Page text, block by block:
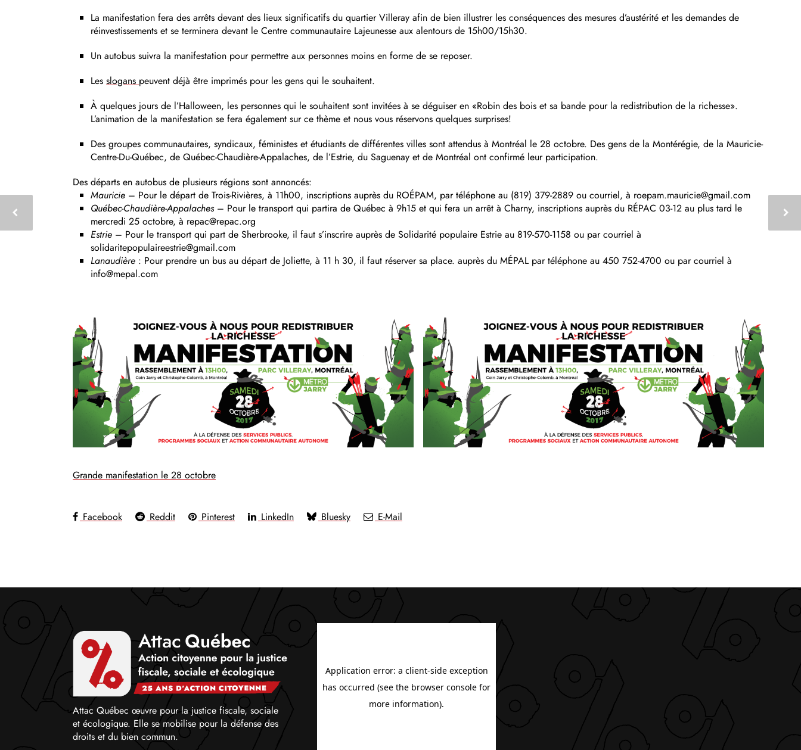
La manifestation fera des arrêts devant des lieux significatifs du quartier Villeray afin de bien illustrer les conséquences des mesures d’austérité et les demandes de
réinvestissements et se terminera devant le Centre communautaire Lajeunesse aux alentours de 15h00/15h30.
Un autobus suivra la manifestation pour permettre aux personnes moins en forme de se reposer.
Les slogans peuvent déjà être imprimés pour les gens qui le souhaitent.
À quelques jours de l’Halloween, les personnes qui le souhaitent sont invitées à se déguiser en «Robin des bois et sa bande pour la redistribution de la richesse».
L’animation de la manifestation se fera également sur ce thème et nous vous réservons quelques surprises!
Des groupes communautaires, syndicaux, féministes et étudiants de différentes villes sont attendus à Montréal le 28 octobre. Des gens de la Montérégie, de la Mauricie-
Centre-Du-Québec, de Québec-Chaudière-Appalaches, de l’Estrie, du Saguenay et de Montréal ont confirmé leur participation.
Des départs en autobus de plusieurs régions sont annoncés:
Mauricie – Pour le départ de Trois-Rivières, à 11h00, inscriptions auprès du ROÉPAM, par téléphone au (819) 379-2889 ou courriel, à roepam.mauricie@gmail.com
Québec-Chaudière-Appalaches – Pour le transport qui partira de Québec à 9h15 et qui fera un arrêt à Charny, inscriptions auprès du RÉPAC 03-12 au plus tard le
mercredi 25 octobre, à repac@repac.org
Estrie – Pour le transport qui part de Sherbrooke, il faut s’inscrire auprès de Solidarité populaire Estrie au 819-570-1158 ou par courriel à
solidaritepopulaireestrie@gmail.com
Lanaudière : Pour prendre un bus au départ de Joliette, à 11 h 30, il faut réserver sa place. auprès du MÉPAL par téléphone au 450 752-4700 ou par courriel à
info@mepal.com
Grande manifestation le 28 octobre
Facebook Reddit Pinterest LinkedIn Bluesky E-Mail
Attac Québec œuvre pour la justice fiscale, sociale
et écologique. Elle se mobilise pour la défense des
droits et du bien commun.